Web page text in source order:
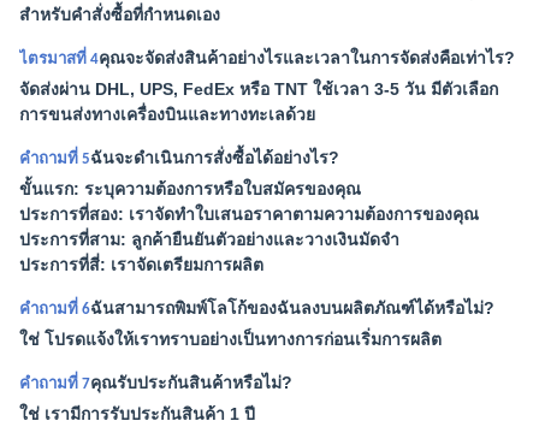
สำหรับคำสั่งซื้อที่กำหนดเอง
ไตรมาสที่ 4คุณจะจัดส่งสินค้าอย่างไรและเวลาในการจัดส่งคือเท่าไร?
จัดส่งผ่าน DHL, UPS, FedEx หรือ TNT ใช้เวลา 3-5 วัน มีตัวเลือก
การขนส่งทางเครื่องบินและทางทะเลด้วย
คำถามที่ 5ฉันจะดำเนินการสั่งซื้อได้อย่างไร?
ขั้นแรก: ระบุความต้องการหรือใบสมัครของคุณ
ประการที่สอง: เราจัดทำใบเสนอราคาตามความต้องการของคุณ
ประการที่สาม: ลูกค้ายืนยันตัวอย่างและวางเงินมัดจำ
ประการที่สี่: เราจัดเตรียมการผลิต
คำถามที่ 6ฉันสามารถพิมพ์โลโก้ของฉันลงบนผลิตภัณฑ์ได้หรือไม่?
ใช่ โปรดแจ้งให้เราทราบอย่างเป็นทางการก่อนเริ่มการผลิต
คำถามที่ 7คุณรับประกันสินค้าหรือไม่?
ใช่ เรามีการรับประกันสินค้า 1 ปี